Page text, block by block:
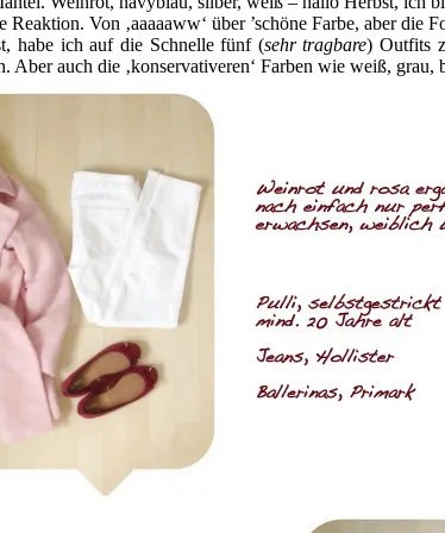
Von ‚aaaaaww‘ über ’schöne Farbe, aber die
habe ich auf die Schnelle fünf (sehr tragbare) Outfits
Aber auch die ‚konservativeren‘ Farben wie weiß,